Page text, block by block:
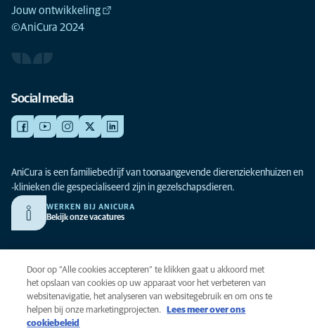
Jouw ontwikkeling
©AniCura 2024
Social media
AniCura is een familiebedrijf van toonaangevende dierenziekenhuizen en
-klinieken die gespecialiseerd zijn in gezelschapsdieren.
WERKEN BIJ ANICURA
Bekijk onze vacatures
Privacy
Algemene voorwaarden
Cookies
Toegankelijkheid
Door op “Alle cookies accepteren” te klikken gaat u akkoord met
het opslaan van cookies op uw apparaat voor het verbeteren van
websitenavigatie, het analyseren van websitegebruik en om ons te
helpen bij onze marketingprojecten.
Lees meer over ons
cookiebeleid